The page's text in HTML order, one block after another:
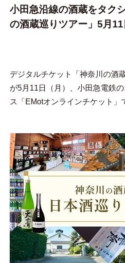
小田急沿線の酒蔵をタク
の酒蔵巡りツアー」5月11
デジタルチケット「神奈川の酒
が5月11日（月）、小田急電鉄
ス「EMotオンラインチケット」